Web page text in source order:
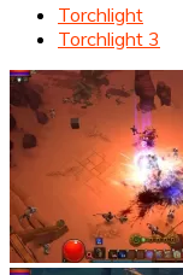
Torchlight
Torchlight 3